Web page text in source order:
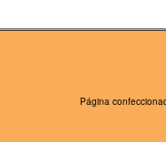
Página